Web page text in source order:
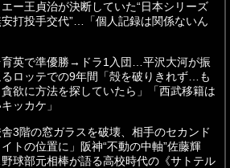
エー王貞治が決断していた“日本シリーズ
安打投手交代”…「個人記録は関係ないん
育英で準優勝→ドラ1入団…平沢大河が振
るロッテでの9年間「殻を破りきれず…も
貪欲に方法を探していたら」「西武移籍は
ッカケ」
舎3階の窓ガラスを破壊、相手のセカンド
トの位置に」阪神“不動の中軸”佐藤輝
球部元相棒が語る高校時代の《サトテル